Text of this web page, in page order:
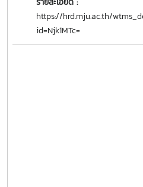
https://hrd.mju.ac.th/
id=Njk1MTc=